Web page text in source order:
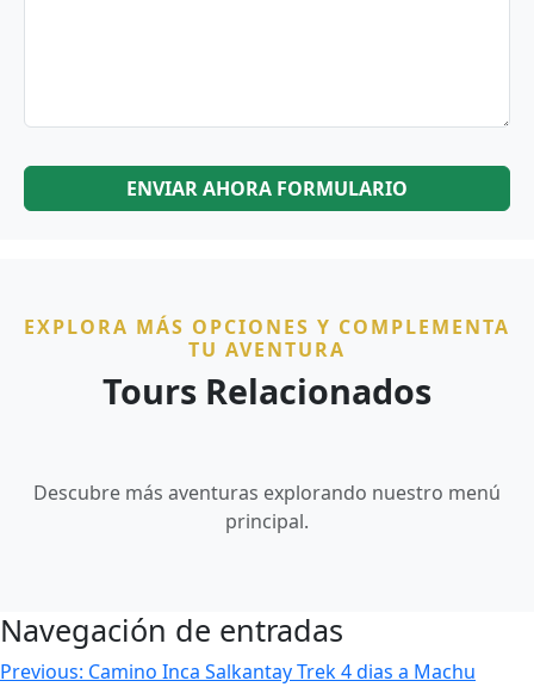
EXPLORA MÁS OPCIONES Y COMPLEMENTA
TU AVENTURA
Tours Relacionados
Descubre más aventuras explorando nuestro menú
principal.
Navegación de entradas
Previous: Camino Inca Salkantay Trek 4 dias a Machu